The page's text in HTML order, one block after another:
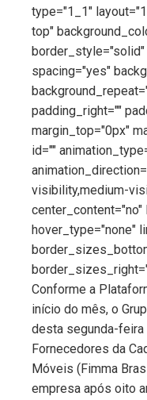
type="1_1"
top"
spacing="yes"
padding_right=""
margin_top="0px"
id=""
visibility,medium-
hover_type="none"
Conforme a
início do mês, o
desta segunda-feira
Fornecedores da
Móveis (Fimma
empresa após oito